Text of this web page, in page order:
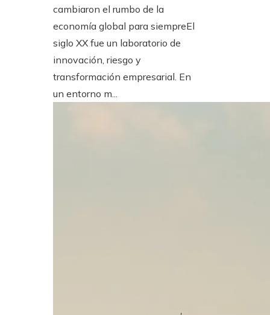
cambiaron el rumbo de la
economía global para siempreEl
siglo XX fue un laboratorio de
innovación, riesgo y
transformación empresarial. En
un entorno m...